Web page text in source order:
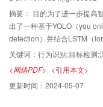
提高烟雾识别的综合效果，
何降低特征的冗余度，探索
雾实时识别中得到实际应用。
摘要： 目的为了进一步提高
出了一种基于YOLO（you
detection）并结合LSTM（
neural network）的人体行为
YOLO）。方法利用YOLO
行即时检测，获取目标大小
像中无关区域的噪声数据；
的行为动作序列做出最终的
关键词： 行为识别;目标检测;
<网络PDF> <引用本文>
更新时间： 2024-05-07